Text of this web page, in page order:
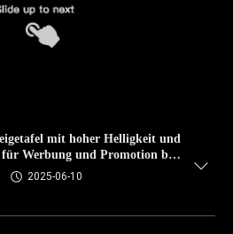
mit hoher Helligkeit und
Werbung und Promotion bei
2025-06-10